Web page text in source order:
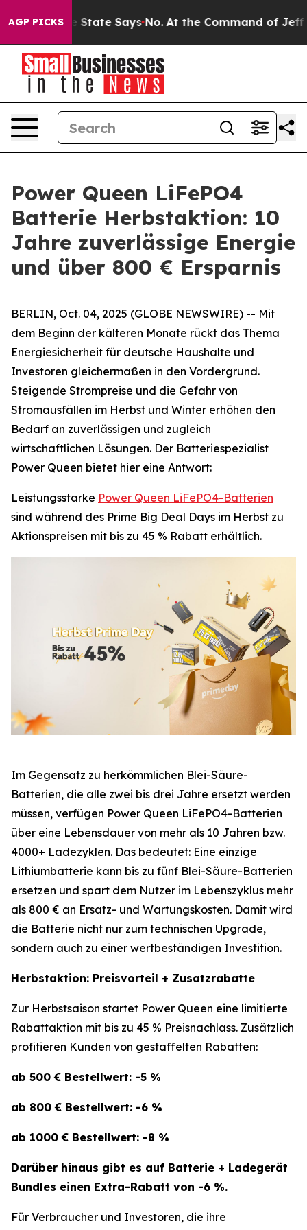
AGP PICKS
The State Says No. At the Command of Jeff
Power Queen LiFePO4
Batterie Herbstaktion: 10
Jahre zuverlässige Energie
und über 800 € Ersparnis
BERLIN, Oct. 04, 2025 (GLOBE NEWSWIRE) -- Mit
dem Beginn der kälteren Monate rückt das Thema
Energiesicherheit für deutsche Haushalte und
Investoren gleichermaßen in den Vordergrund.
Steigende Strompreise und die Gefahr von
Stromausfällen im Herbst und Winter erhöhen den
Bedarf an zuverlässigen und zugleich
wirtschaftlichen Lösungen. Der Batteriespezialist
Power Queen bietet hier eine Antwort:
Leistungsstarke Power Queen LiFePO4-Batterien
sind während des Prime Big Deal Days im Herbst zu
Aktionspreisen mit bis zu 45 % Rabatt erhältlich.
Im Gegensatz zu herkömmlichen Blei-Säure-
Batterien, die alle zwei bis drei Jahre ersetzt werden
müssen, verfügen Power Queen LiFePO4-Batterien
über eine Lebensdauer von mehr als 10 Jahren bzw.
4000+ Ladezyklen. Das bedeutet: Eine einzige
Lithiumbatterie kann bis zu fünf Blei-Säure-Batterien
ersetzen und spart dem Nutzer im Lebenszyklus mehr
als 800 € an Ersatz- und Wartungskosten. Damit wird
die Batterie nicht nur zum technischen Upgrade,
sondern auch zu einer wertbeständigen Investition.
Herbstaktion: Preisvorteil + Zusatzrabatte
Zur Herbstsaison startet Power Queen eine limitierte
Rabattaktion mit bis zu 45 % Preisnachlass. Zusätzlich
profitieren Kunden von gestaffelten Rabatten:
ab 500 € Bestellwert: -5 %
ab 800 € Bestellwert: -6 %
ab 1000 € Bestellwert: -8 %
Darüber hinaus gibt es auf Batterie + Ladegerät
Bundles einen Extra-Rabatt von -6 %.
Für Verbraucher und Investoren, die ihre